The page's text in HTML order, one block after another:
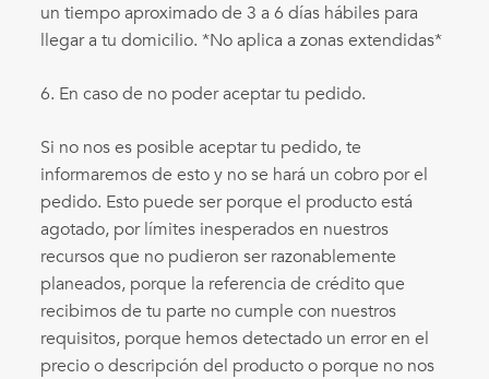
un tiempo aproximado de 3 a 6 días hábiles para
llegar a tu domicilio. *No aplica a zonas extendidas*
6. En caso de no poder aceptar tu pedido.
Si no nos es posible aceptar tu pedido, te
informaremos de esto y no se hará un cobro por el
pedido. Esto puede ser porque el producto está
agotado, por límites inesperados en nuestros
recursos que no pudieron ser razonablemente
planeados, porque la referencia de crédito que
recibimos de tu parte no cumple con nuestros
requisitos, porque hemos detectado un error en el
precio o descripción del producto o porque no nos